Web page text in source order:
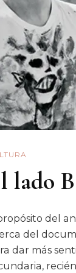
lado
del
del
dar más